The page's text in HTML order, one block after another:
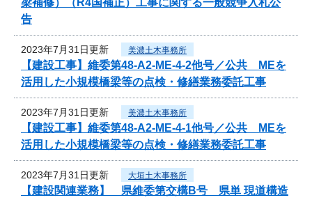
告
2023年7月31日更新 美濃土木事務所
【建設工事】維委第48-A2-ME-4-2他号／公共 MEを
活用した小規模橋梁等の点検・修繕業務委託工事
2023年7月31日更新 美濃土木事務所
【建設工事】維委第48-A2-ME-4-1他号／公共 MEを
活用した小規模橋梁等の点検・修繕業務委託工事
2023年7月31日更新 大垣土木事務所
【建設関連業務】 県維委第交構B号 県単 現道構造